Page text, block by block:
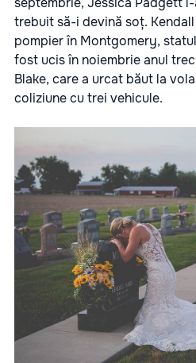
trebuit să-i devină soț.
pompier în Montgomery,
fost ucis în noiembrie anul
Blake, care a urcat băut la
coliziune cu trei vehicule.